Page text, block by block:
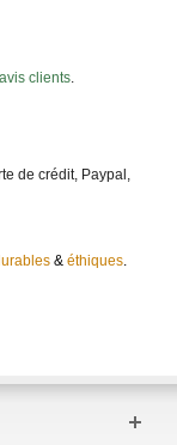
clients.
de crédit, Paypal,
& éthiques.